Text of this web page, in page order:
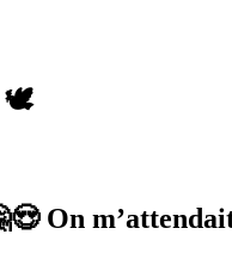
🕊️
On